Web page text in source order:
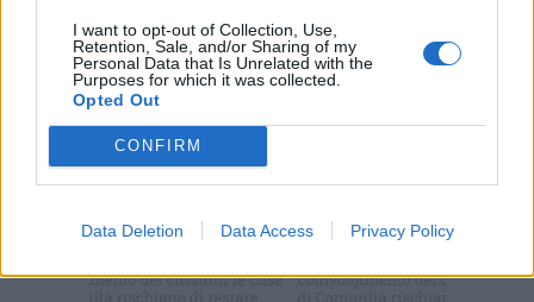
I want to opt-out of Collection, Use,
Retention, Sale, and/or Sharing of my
Personal Data that Is Unrelated with the
Purposes for which it was collected.
Opted Out
CONFIRM
Data Deletion Data Access Privacy Policy
Selezioniamo per te
Il meglio di
Iscriviti alla